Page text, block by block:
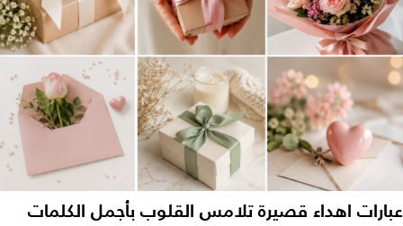
عبارات اهداء قصيرة تلامس القلوب بأجمل الكلمات